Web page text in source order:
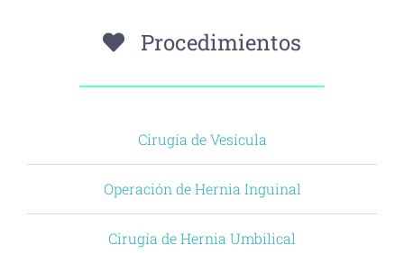
Procedimientos
Cirugía de Vesícula
Operación de Hernia Inguinal
Cirugía de Hernia Umbilical